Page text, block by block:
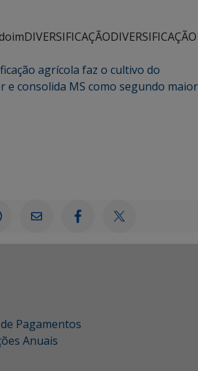
DIVERSIFICAÇÃODIVERSIFICAÇÃO
agrícola faz o cultivo do
e consolida MS como segundo maior
Pagamentos
Anuais